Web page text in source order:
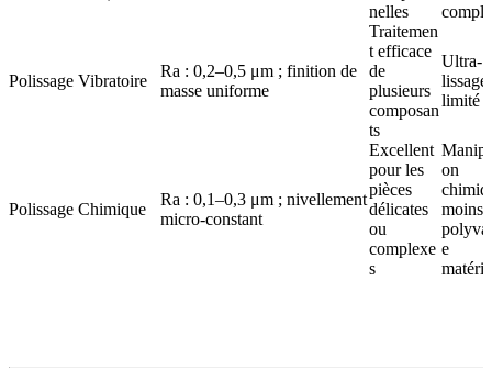
nelles
Polissage Vibratoire
Ra : 0,2–0,5 μm ; finition de
masse uniforme
Traitemen
t efficace
de
plusieurs
composan
ts
Ultra-
lissage
limité
Polissage Chimique
Ra : 0,1–0,3 μm ; nivellement
micro-constant
Excellent
pour les
pièces
délicates
ou
complexe
s
on
moins
e